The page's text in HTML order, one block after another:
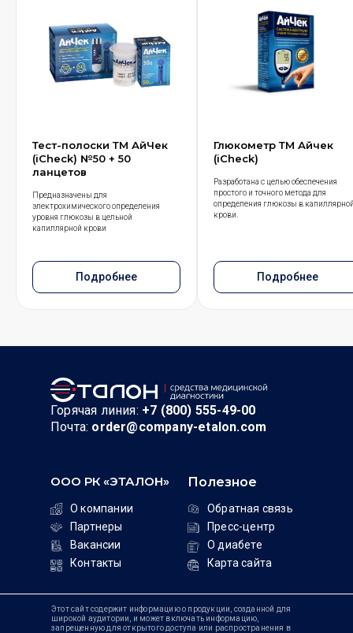
Тест-полоски ТМ АйЧек
(iCheck) №50 + 50
ланцетов
Предназначены для
электрохимического определения
уровня глюкозы в цельной
капиллярной крови
Подробнее
Глюкометр ТМ Айчек
(iCheck)
Разработана с целью обеспечения
простого и точного метода для
определения глюкозы в
крови.
Подробнее
ООО РК «ЭТАЛОН»
О компании
Партнеры
Вакансии
Контакты
Полезное
Обратная связь
Пресс-центр
О диабете
Карта сайта
Горячая линия: +7 (800) 555-49-00
Почта: order@company-etalon.com
Этот сайт содержит информацию о продукции, созданной для
широкой аудитории, и может включать информацию,
запрещенную для открытого доступа или распространения в